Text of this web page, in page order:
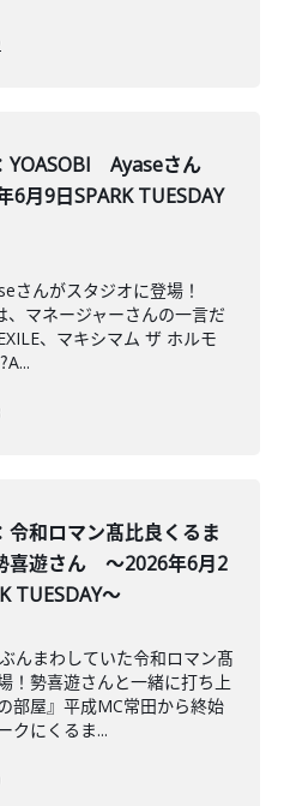
YOASOBI Ayaseさん
6月9日SPARK TUESDAY
さんがスタジオに登場！
マネージャーさんの一言だ
、マキシマム ザ ホルモ
令和ロマン髙比良くるま
喜遊さん ～2026年6月2
TUESDAY～
んまわしていた令和ロマン髙
！勢喜遊さんと一緒に打ち上
部屋』平成MC常田から終始
クにくるま...